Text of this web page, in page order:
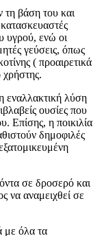
τη βάση του και
υγρού, ενώ οι
γεύσεις, όπως
( προαιρετικά
χρήστης.
εναλλακτική λύση
ουσίες που
Επίσης, η ποικιλία
δημοφιλές
σε δροσερό και
να αναμειχθεί σε
με όλα τα